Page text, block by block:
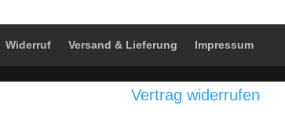
Widerruf Versand & Lieferung Impressum
Vertrag widerrufen